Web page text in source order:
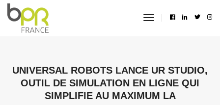
toggle
UNIVERSAL ROBOTS LANCE UR STUDIO,
OUTIL DE SIMULATION EN LIGNE QUI
SIMPLIFIE AU MAXIMUM LA